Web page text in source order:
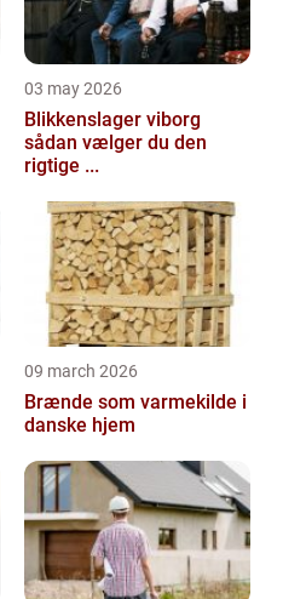
03 may 2026
Blikkenslager viborg
sådan vælger du den
rigtige ...
09 march 2026
Brænde som varmekilde i
danske hjem